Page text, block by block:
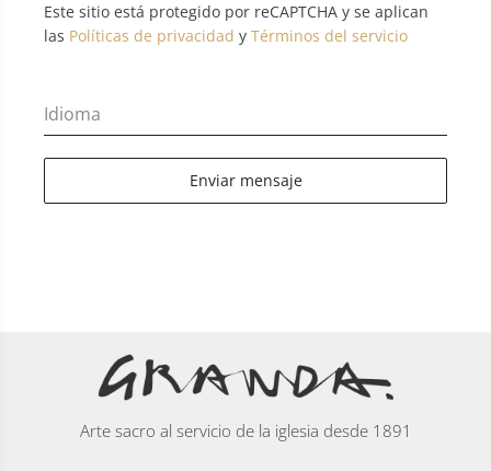
Este sitio está protegido por reCAPTCHA y se aplican
las Políticas de privacidad y Términos del servicio
Idioma
Enviar mensaje
Arte sacro al servicio de la iglesia desde 1891